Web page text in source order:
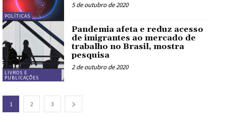
POLÍTICAS
5 de outubro de 2020
LIVROS E
PUBLICAÇÕES
Pandemia afeta e reduz acesso
de imigrantes ao mercado de
trabalho no Brasil, mostra
pesquisa
2 de outubro de 2020
1 2 3